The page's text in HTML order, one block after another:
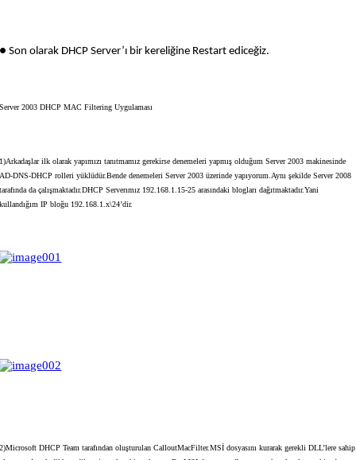
●Son olarak DHCP Server’ı bir kereliğine Restart ediceğiz.
Server 2003 DHCP MAC Filtering Uygulaması
1)Arkadaşlar ilk olarak yapımızı tanıtmamız gerekirse denemeleri yapmış olduğum Server 2003 makinesinde
AD-DNS-DHCP rolleri yüklüdür.Bende denemeleri Server 2003 üzerinde yapıyorum.Aynı şekilde Server 2008
tarafında da çalışmaktadır.DHCP Serverımız 192.168.1.15-25 arasındaki blogları dağıtmaktadır.Yani
kullandığım IP bloğu 192.168.1.x\24’dir.
2)Microsoft DHCP Team tarafından oluşturulan CalloutMacFilter.MSİ dosyasını kurarak gerekli DLL’lere sahip